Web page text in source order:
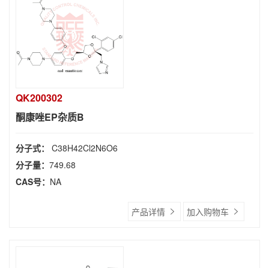
QK200302
酮康唑EP杂质B
分子式： C38H42Cl2N6O6
分子量： 749.68
CAS号： NA
产品详情 加入购物车